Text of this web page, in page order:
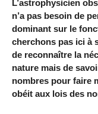
L’astrophysicien
n’a pas besoin de
dominant sur le
cherchons pas ici à
de reconnaître la
nature mais de
nombres pour faire
obéit aux lois des